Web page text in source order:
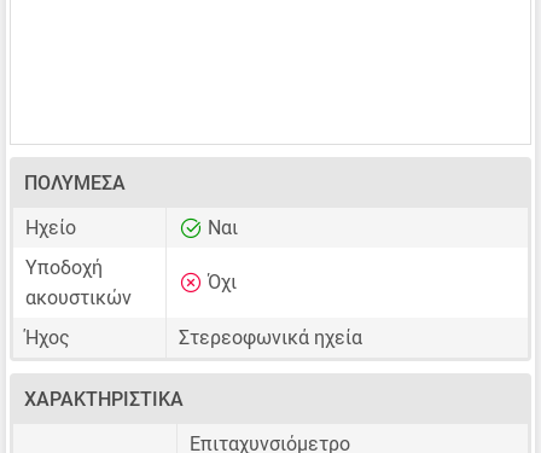
ΠΟΛΥΜΈΣΑ
Ηχείο
Ναι
Υποδοχή
ακουστικών
Όχι
Ήχος Στερεοφωνικά ηχεία
ΧΑΡΑΚΤΗΡΙΣΤΙΚΆ
Επιταχυνσιόμετρο